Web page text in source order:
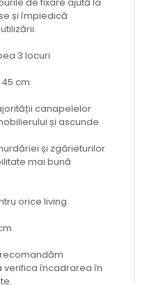
și împiedică
3 locuri
45 cm
canapelelor
și ascunde
și zgârieturilor
mai bună
orice living
verifica încadrarea în